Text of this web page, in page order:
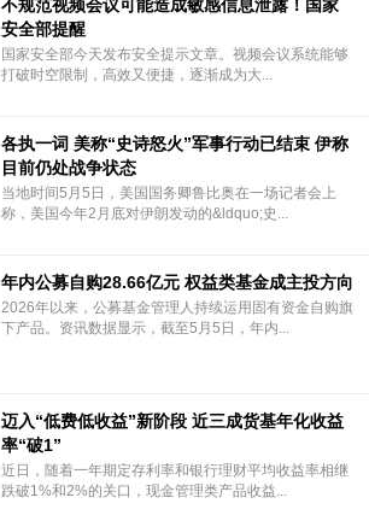
不规范视频会议可能造成敏感信息泄露！国家
安全部提醒
国家安全部今天发布安全提示文章。视频会议系统能够
打破时空限制，高效又便捷，逐渐成为大...
各执一词 美称“史诗怒火”军事行动已结束 伊称
目前仍处战争状态
当地时间5月5日，美国国务卿鲁比奥在一场记者会上
称，美国今年2月底对伊朗发动的&ldquo;史...
年内公募自购28.66亿元 权益类基金成主投方向
2026年以来，公募基金管理人持续运用固有资金自购旗
下产品。资讯数据显示，截至5月5日，年内...
迈入“低费低收益”新阶段 近三成货基年化收益
率“破1”
近日，随着一年期定存利率和银行理财平均收益率相继
跌破1%和2%的关口，现金管理类产品收益...